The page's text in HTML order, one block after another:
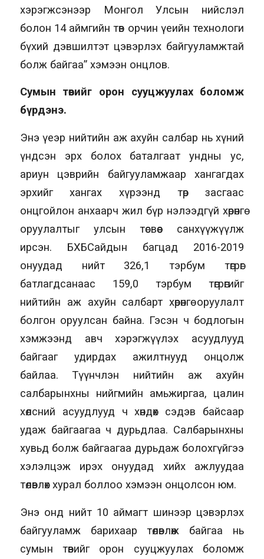
хэрэгжсэнээр Монгол Улсын нийслэл
болон 14 аймгийн төв орчин үеийн технологи
бүхий дэвшилтэт цэвэрлэх байгууламжтай
болж байгаа” хэмээн онцлов.
Сумын төвийг орон сууцжуулах боломж
бүрдэнэ.
Энэ үеэр нийтийн аж ахуйн салбар нь хүний
үндсэн эрх болох баталгаат ундны ус,
ариун цэврийн байгууламжаар хангагдах
эрхийг хангах хүрээнд төр засгаас
онцгойлон анхаарч жил бүр нэлээдгүй хөрөнгө
оруулалтыг улсын төсвөөс санхүүжүүлж
ирсэн. БХБСайдын багцад 2016-2019
онуудад нийт 326,1 тэрбум төгрөг
батлагдсанаас 159,0 тэрбум төгрөгийг
нийтийн аж ахуйн салбарт хөрөнгө оруулалт
болгон оруулсан байна. Гэсэн ч бодлогын
хэмжээнд авч хэрэгжүүлэх асуудлууд
байгааг удирдах ажилтнууд онцолж
байлаа. Түүнчлэн нийтийн аж ахуйн
салбарынхны нийгмийн амьжиргаа, цалин
хөлсний асуудлууд ч хөндөх сэдэв байсаар
удаж байгаагаа ч дурьдлаа. Салбарынхны
хувьд болж байгаагаа дурьдаж болохгүйгээ
хэлэлцэж ирэх онуудад хийх ажлуудаа
төлөвлөх хурал боллоо хэмээн онцолсон юм.
Энэ онд нийт 10 аймагт шинээр цэвэрлэх
байгууламж барихаар төлөвлөж байгаа нь
сумын төвийг орон сууцжуулах боломж